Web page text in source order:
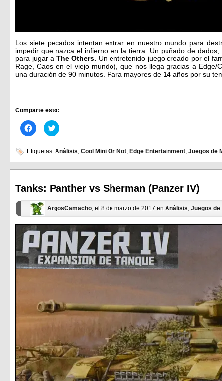
Los siete pecados intentan entrar en nuestro mundo para
impedir que nazca el infierno en la tierra. Un puñado de
para jugar a The Others. Un entretenido juego creado por el
Rage, Caos en el viejo mundo), que nos llega gracias a Edge/
una duración de 90 minutos. Para mayores de 14 años por su
Comparte esto:
Haz
clic
en
Facebook
(Se
abre
ventana
nueva)
Haz
clic
en
(Se
abre
ventana
nueva)
Etiquetas: Análisis, Cool Mini Or Not, Edge Entertainment, Juegos de
Tanks: Panther vs Sherman (Panzer IV)
ArgosCamacho, el 8 de marzo de 2017 en Análisis, Juegos de